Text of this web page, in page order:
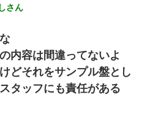
ーツカーが消えていた。警察『目
ません』→ 数時間後・・警察『××
てる？」嫁「臭いんだよ！キモオ
ってる。で、なんで告白してきた
さん
内容は間違ってないよ
どそれをサンプル盤とし
タッフにも責任がある